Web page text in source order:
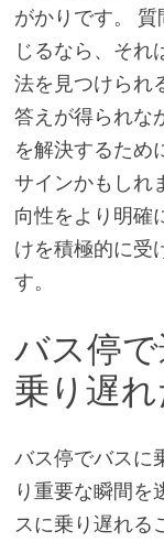
がかりです。
じるなら、それ
法を見つけられ
答えが得られな
を解決するため
サインかもしれ
向性をより明確
けを積極的に受
す。
バス停
乗り遅
バス停でバスに
り重要な瞬間を
スに乗り遅れる